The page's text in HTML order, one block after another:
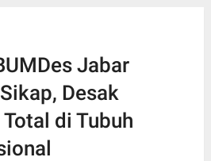
Jabar
Desak
di Tubuh